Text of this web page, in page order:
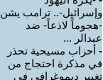
وإسرائيل-.. ترامب يشن
-هجوماً لاذعاً- ضد
عبدالر ...
- أحزاب مسيحية تحذر
في مذكرة احتجاج من
تغيير ديموغرافي في